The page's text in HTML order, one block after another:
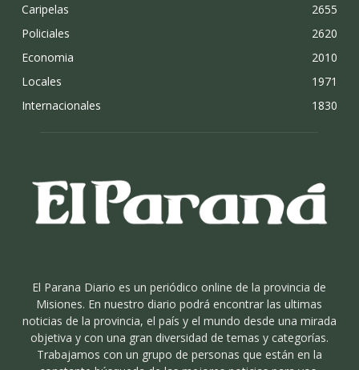
Caripelas
2655
Policiales
2620
Economia
2010
Locales
1971
Internacionales
1830
El Parana Diario es un periódico online de la provincia de
Misiones. En nuestro diario podrá encontrar las ultimas
noticias de la provincia, el país y el mundo desde una mirada
objetiva y con una gran diversidad de temas y categorías.
Trabajamos con un grupo de personas que están en la